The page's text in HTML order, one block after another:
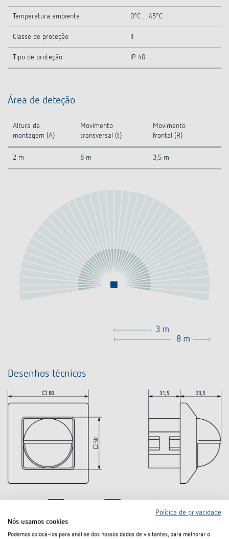
Temperatura ambiente 0°C ... 45°C
Classe de proteção
Tipo de proteção IP 40
Área de deteção
Altura da
montagem (A)
Movimento
transversal (t)
Movimento
frontal (R)
2 m 8 m 3,5 m
Desenhos técnicos
Política de privacidade
Nós usamos cookies
Podemos colocá-los para análise dos nossos dados de visitantes, para melhorar o